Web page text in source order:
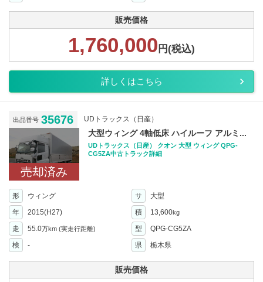
販売価格
1,760,000 円(税込)
詳しくはこちら
出品番号 35676 UDトラックス（日産）
売却済み
大型ウィング 4軸低床 ハイルーフ アルミ...
UDトラックス（日産） クオン 大型 ウィング QPG-
CG5ZA中古トラック詳細
形 ウィング サ
大型
年
2015(H27) 積 13,600kg
走 55.0万km (実走行距離) 型
QPG-CG5ZA
検
- 県 栃木県
販売価格